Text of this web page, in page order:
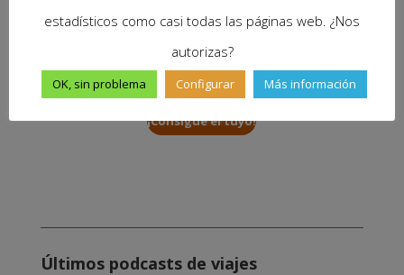
y, con cada compra, nos ayudas a seguir
¡Consigue el tuyo!
Últimos podcasts de viajes
estadísticos como casi todas las páginas web. ¿Nos
autorizas?
OK, sin problema Configurar Más información